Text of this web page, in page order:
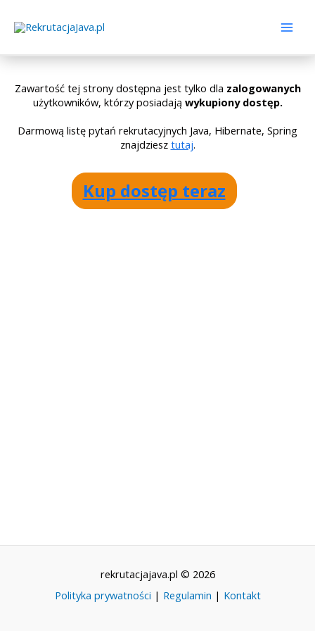
Zawartość tej strony dostępna jest tylko dla zalogowanych
użytkowników, którzy posiadają wykupiony dostęp.
Darmową listę pytań rekrutacyjnych Java, Hibernate, Spring
znajdziesz tutaj.
Kup dostęp teraz
rekrutacjajava.pl © 2026
Polityka prywatności | Regulamin | Kontakt